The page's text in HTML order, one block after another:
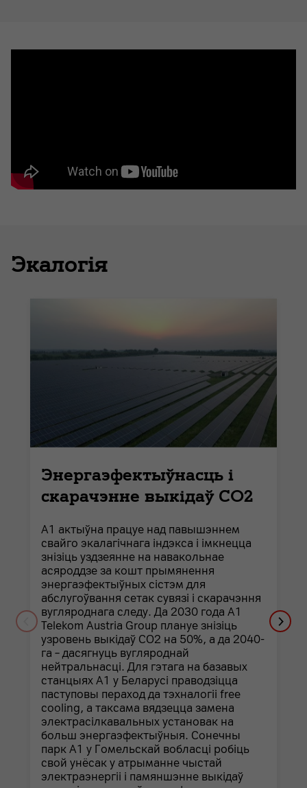
Экалогія
Энергаэфектыўнасць і
скарачэнне выкідаў СО2
А1 актыўна працуе над павышэннем
свайго экалагічнага індэкса і імкнецца
знізіць уздзеянне на навакольнае
асяроддзе за кошт прымянення
энергаэфектыўных сістэм для
абслугоўвання сетак сувязі і скарачэння
вугляроднага следу. Да 2030 года A1
Telekom Austria Group плануе знізіць
узровень выкідаў СО2 на 50%, а да 2040-
га – дасягнуць вугляроднай
нейтральнасці. Для гэтага на базавых
станцыях А1 у Беларусі праводзіцца
паступовы пераход да тэхналогіі free
cooling, а таксама вядзецца замена
электрасілкавальных установак на
больш энергаэфектыўныя. Сонечны
парк А1 у Гомельскай вобласці робіць
свой унёсак у атрыманне чыстай
электраэнергіі і памяншэнне выкідаў